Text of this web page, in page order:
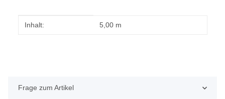
Produkteigenschaft
Wert
Inhalt: 5,00 m
Frage zum Artikel